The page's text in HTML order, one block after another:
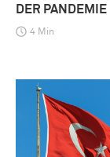
DER PANDEMIE
4 Min